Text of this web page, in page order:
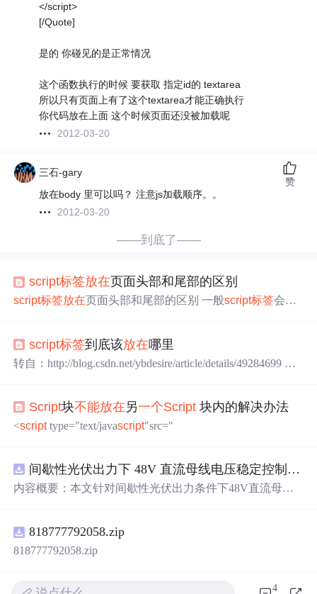
</script>
[/Quote]
是的 你碰见的是正常情况
这个函数执行的时候 要获取 指定id的 textarea
所以只有页面上有了这个textarea才能正确执行
你代码放在上面 这个时候页面还没被加载呢
2012-03-20
三石-gary
放在body 里可以吗？ 注意js加载顺序。。
2012-03-20
赞
——到底了——
script标签放在页面头部和尾部的区别
script标签放在页面头部和尾部的区别 一般script标签会被
放在里，浏览器解析HTML， 发现
完所有这些script，再往下解析其他的HTML。讨厌的是浏
且浏览器下载JS时，就block掉解析其他HTML的工作。将
放在 头部，会让网页
script标签到底该放在哪里
转自：http://blog.csdn.net/ybdesire/article/details/49284699 一
器解析HTML，发现script标签时，会先下载完所有这些scr
ipt，再往下解析其他的HTML。讨...
Script块不能放在另一个Script 块内的解决办法
<scripttype="text/javascript"src="
间歇性光伏出力下 48V 直流母线电压稳定控制及储能双向充放电闭环调控体系研究（Simulink仿真实现）
内容概要：本文针对间歇性光伏出力条件下48V直流母线
含光伏阵列、Boost型DC-DC变换器、双向DC-DC变换器
与锂离子电池储能系统的完整拓扑结构，结合光伏最大功
818777792058.zip
818777792058.zip
4